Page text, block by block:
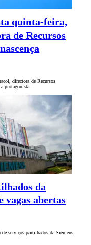
quinta-feira,
de Recursos
directora de Recursos
a protagonista…
da
vagas abertas
serviços partilhados da Siemens,